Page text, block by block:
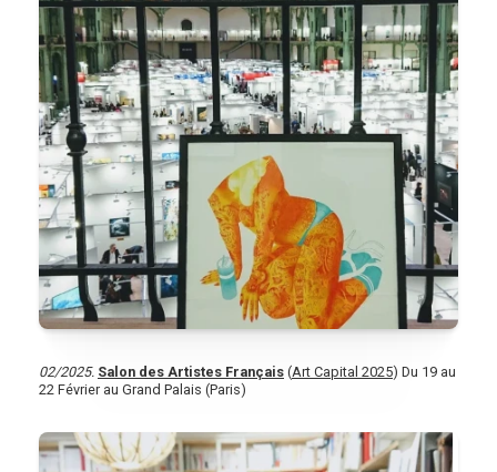
02/2025. Salon des Artistes Français (Art Capital 2025) Du 19 au
22 Février au Grand Palais (Paris)